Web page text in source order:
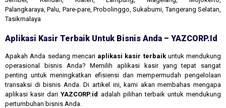
Palangkaraya, Palu, Pare-pare, Probolinggo, Sukabumi, Tangerang Selatan,
Tasikmalaya
Aplikasi Kasir Terbaik Untuk Bisnis Anda – YAZCORP.id
Apakah Anda sedang mencari aplikasi kasir terbaikuntuk mendukung
operasional bisnis Anda? Memilih aplikasi kasir yang tepat sangat
penting untuk meningkatkan efisiensi dan mempermudah pengelolaan
transaksi di bisnis Anda. Di artikel ini, kami akan membahas mengapa
aplikasi kasir dariYAZCORP.id adalah pilihan terbaik untuk mendukung
pertumbuhan bisnis Anda.